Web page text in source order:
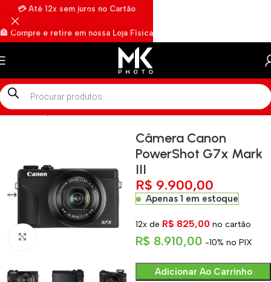
Pular para a navegação
Pular para o conteúdo principal
Início»Shop»Câmera Canon PowerShot G7x Mark III
Câmera Canon
PowerShot G7x Mark
III
R$ 9.900,00
Apenas 1 em estoque
12x de R$ 825,00 no cartão
R$ 8.910,00 -10% no PIX
Adicionar Ao Carrinho
💳 Até 12x sem juros no Cartão
🏦 Compre e retire em nossa Loja Física
🏍️ Envios rápidos por Motoboy